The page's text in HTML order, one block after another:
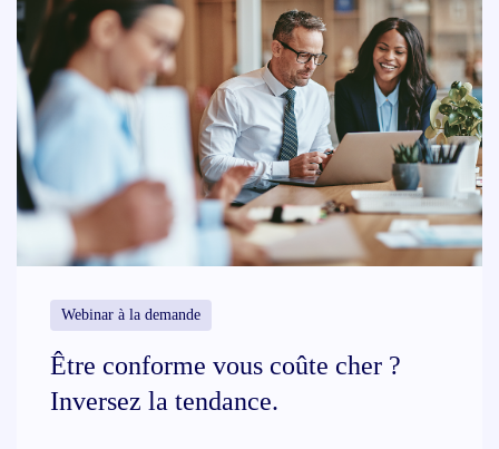
Webinar à la demande
Être conforme vous coûte cher ?
Inversez la tendance.